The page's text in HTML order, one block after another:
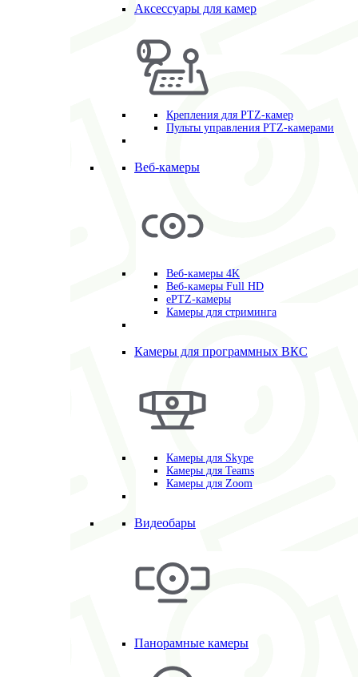
Аксессуары для камер
Крепления для PTZ-камер
Пульты управления PTZ-камерами
Веб-камеры
Веб-камеры 4K
Веб-камеры Full HD
ePTZ-камеры
Камеры для стриминга
Камеры для программных ВКС
Камеры для Skype
Камеры для Teams
Камеры для Zoom
Видеобары
Панорамные камеры